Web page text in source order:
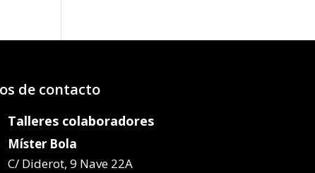
de contacto
Talleres colaboradores
Míster Bola
C/ Diderot, 9 Nave 22A